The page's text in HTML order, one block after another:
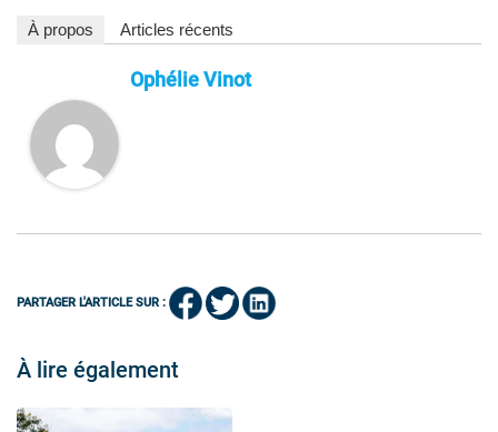
À propos Articles récents
Ophélie Vinot
PARTAGER L'ARTICLE SUR :
À lire également